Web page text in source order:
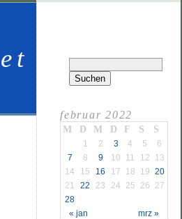
februar 2022
M D M D F S S
« jan mrz »
1 2 3 4 5
6
7
8 9 10 11 12
13
14
15 16 17 18 19 20
21
22 23 24 25 26
27
28